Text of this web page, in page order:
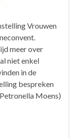
Vrouwen
meer over
niet enkel
in de
bespreken
Moens)